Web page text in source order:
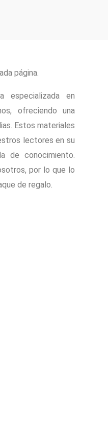
página.
especializada en
ofreciendo una
Estos materiales
lectores en su
de conocimiento.
por lo que lo
de regalo.